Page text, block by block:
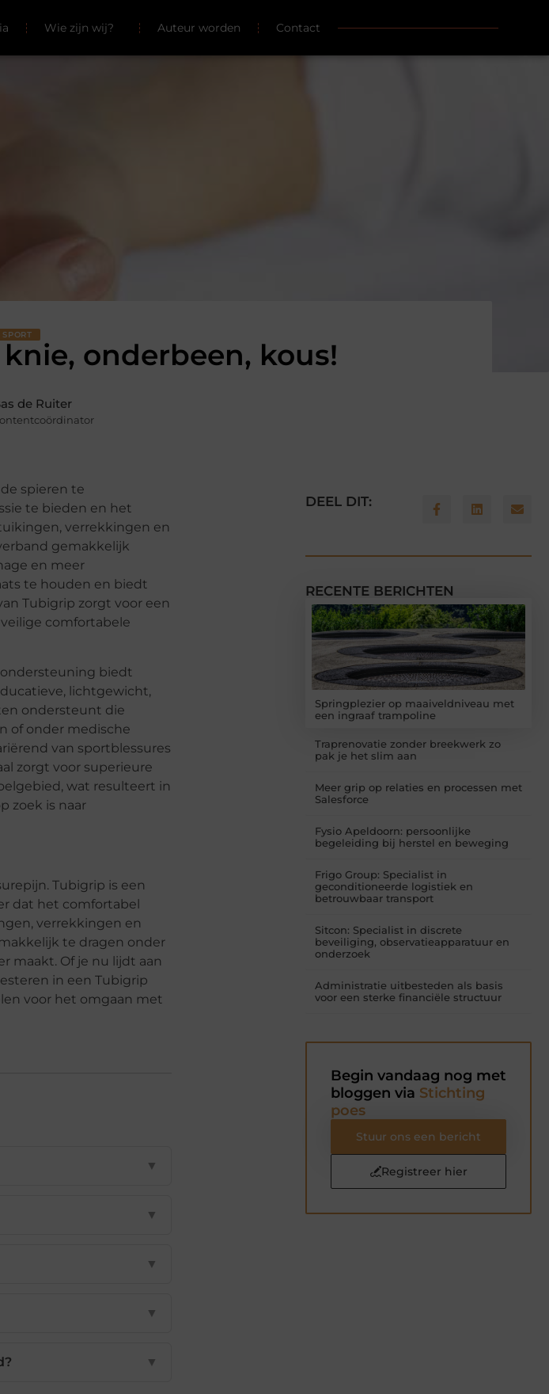
Wie zijn wij? Auteur worden Contact
SPORT
onderbeen, kous!
de Ruiter
spieren te
te bieden en het
verrekkingen en
gemakkelijk
en meer
te houden en biedt
Tubigrip zorgt voor een
comfortabele
biedt
lichtgewicht,
ondersteunt die
of onder medische
van sportblessures
zorgt voor superieure
wat resulteert in
zoek is naar
Tubigrip is een
dat het comfortabel
verrekkingen en
te dragen onder
maakt. Of je nu lijdt aan
in een Tubigrip
voor het omgaan met
▼
▼
▼
▼
▼
DEEL DIT:
RECENTE BERICHTEN
Springplezier op maaiveldniveau met
een ingraaf trampoline
Traprenovatie zonder breekwerk zo
pak je het slim aan
Meer grip op relaties en processen met
Salesforce
Fysio Apeldoorn: persoonlijke
begeleiding bij herstel en beweging
Frigo Group: Specialist in
geconditioneerde logistiek en
betrouwbaar transport
Sitcon: Specialist in discrete
beveiliging, observatieapparatuur en
onderzoek
Administratie uitbesteden als basis
voor een sterke financiële structuur
Begin vandaag nog met
bloggen via Stichting
poes
Stuur ons een bericht
Registreer hier